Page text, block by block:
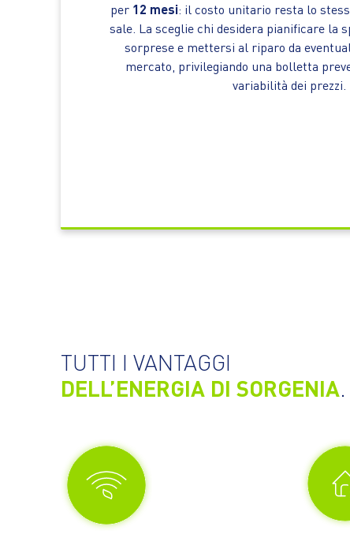
per 12 mesi: il costo unitario resta lo
sale. La sceglie chi desidera pianificare la
sorprese e mettersi al riparo da
mercato, privilegiando una bolletta
variabilità dei prezzi.
TUTTI I VANTAGGI
DELL’ENERGIA DI SORGENIA.